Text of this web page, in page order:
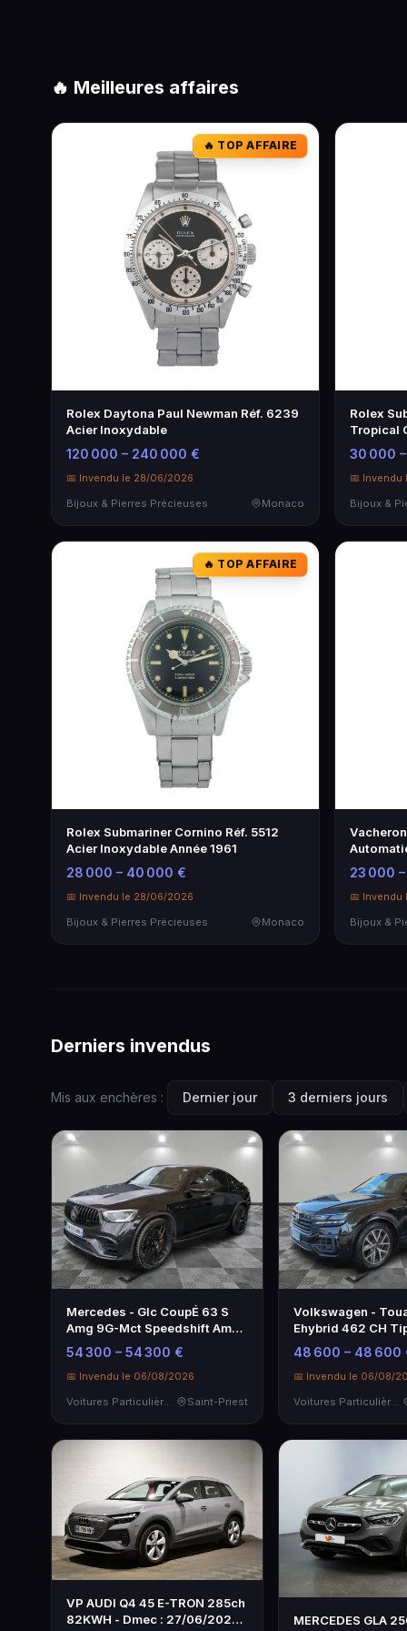
🔥 Meilleures affaires
🔥 TOP AFFAIRE
Rolex Daytona Paul Newman Réf. 6239
Acier Inoxydable
120 000 – 240 000 €
📅 Invendu le 28/06/2026
Bijoux & Pierres Précieuses
Monaco
Rolex
Tropical
Rare
30 000
📅
Bijoux &
🔥 TOP AFFAIRE
Rolex Submariner Cornino Réf. 5512
Acier Inoxydable Année 1961
28 000 – 40 000 €
📅 Invendu le 28/06/2026
Bijoux & Pierres Précieuses
Monaco
23 000
📅
Bijoux &
Derniers invendus
Mis aux enchères : Dernier jour 3 derniers jours
Mercedes - Glc CoupÉ 63 S
Amg 9G-Mct Speedshift Amg
4matic+ …
54 300 – 54 300 €
📅 Invendu le 06/08/2026
Saint-Priest
Volkswagen -
Ehybrid 462 CH
4mot…
48 600 – 48 600
📅 Invendu le 06/08/
Voitures Particulières
VP AUDI Q4 45 E-TRON 285ch
82KWH - Dmec : 27/06/2025-
MERCEDES GLA